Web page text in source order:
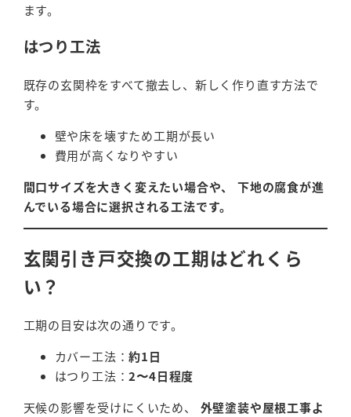
ます。
はつり工法
既存の玄関枠をすべて撤去し、新しく作り直す方法で
す。
壁や床を壊すため工期が長い
費用が高くなりやすい
間口サイズを大きく変えたい場合や、 下地の腐食が進
んでいる場合に選択される工法です。
玄関引き戸交換の工期はどれくら
い？
工期の目安は次の通りです。
カバー工法：約1日
はつり工法：2〜4日程度
天候の影響を受けにくいため、 外壁塗装や屋根工事よ